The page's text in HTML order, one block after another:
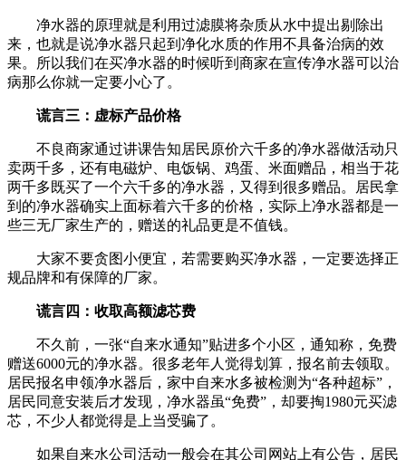
净水器的原理就是利用过滤膜将杂质从水中提出剔除出
来，也就是说净水器只起到净化水质的作用不具备治病的效
果。所以我们在买净水器的时候听到商家在宣传净水器可以治
病那么你就一定要小心了。
谎言三：虚标产品价格
不良商家通过讲课告知居民原价六千多的净水器做活动只
卖两千多，还有电磁炉、电饭锅、鸡蛋、米面赠品，相当于花
两千多既买了一个六千多的净水器，又得到很多赠品。居民拿
到的净水器确实上面标着六千多的价格，实际上净水器都是一
些三无厂家生产的，赠送的礼品更是不值钱。
大家不要贪图小便宜，若需要购买净水器，一定要选择正
规品牌和有保障的厂家。
谎言四：收取高额滤芯费
不久前，一张“自来水通知”贴进多个小区，通知称，免费
赠送6000元的净水器。很多老年人觉得划算，报名前去领取。
居民报名申领净水器后，家中自来水多被检测为“各种超标”，
居民同意安装后才发现，净水器虽“免费”，却要掏1980元买滤
芯，不少人都觉得是上当受骗了。
如果自来水公司活动一般会在其公司网站上有公告，居民